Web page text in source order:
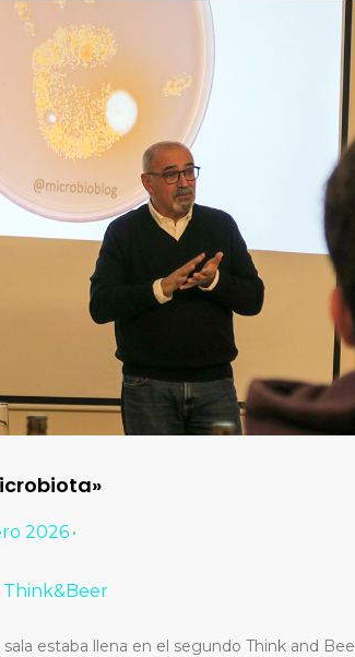
2026 •
Think&Beer
estaba llena en el segundo Think and